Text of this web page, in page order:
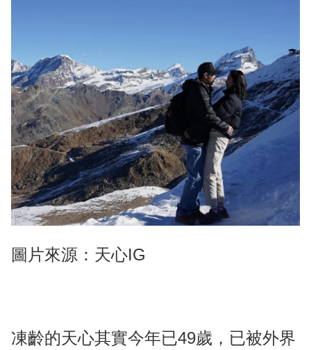
圖片來源：天心IG
凍齡的天心其實今年已49歲，已被外界